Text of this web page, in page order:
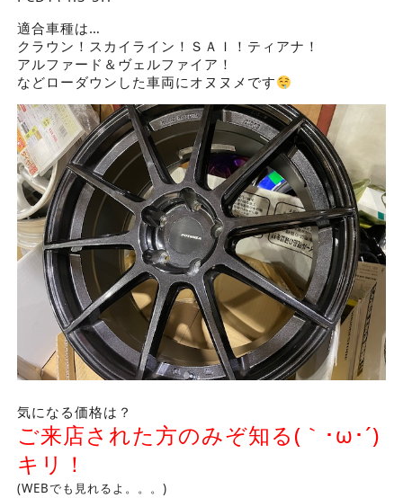
適合車種は…
クラウン！スカイライン！ＳＡＩ！ティアナ！
アルファード＆ヴェルファイア！
などローダウンした車両にオヌヌメです
気になる価格は？
ご来店された方のみぞ知る(｀･ω･´)
キリ！
(WEBでも見れるよ。。。)